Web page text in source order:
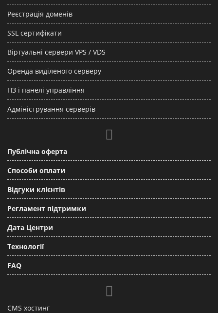
Реєстрація доменів
SSL сертифікати
Віртуальні сервери VPS / VDS
Оренда виділеного серверу
ПЗ і панелі управління
Адміністрування серверів
Публічна оферта
Способи оплати
Відгуки клієнтів
Регламент підтримки
Дата Центри
Технології
FAQ
CMS хостинг